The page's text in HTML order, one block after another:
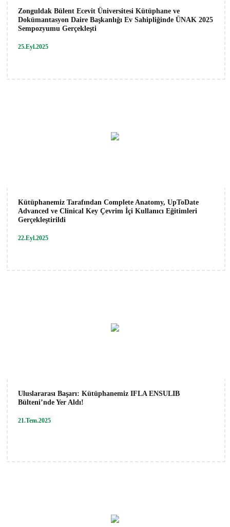
Zonguldak Bülent Ecevit Üniversitesi Kütüphane ve
Dokümantasyon Daire Başkanlığı Ev Sahipliğinde ÜNAK 2025
Sempozyumu Gerçekleşti
25.Eyl.2025
Kütüphanemiz Tarafından Complete Anatomy, UpToDate
Advanced ve Clinical Key Çevrim İçi Kullanıcı Eğitimleri
Gerçekleştirildi
22.Eyl.2025
Uluslararası Başarı: Kütüphanemiz IFLA ENSULIB
Bülteni’nde Yer Aldı!
21.Tem.2025